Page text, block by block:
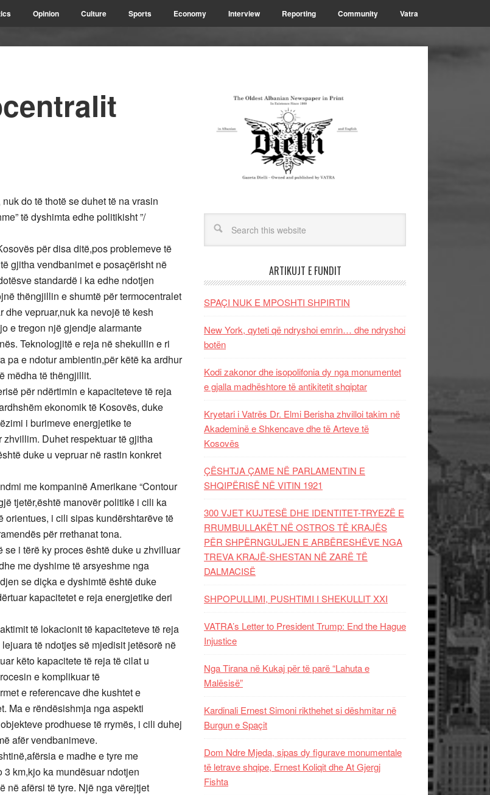
Opinion Culture Sports Economy Interview Reporting Community Vatra
do të thotë se duhet të na vrasin
të dyshimta edhe politikisht ”/
për disa ditë,pos problemeve të
gjitha vendbanimet e posaçërisht në
standardë i ka edhe ndotjen
thëngjillin e shumtë për termocentralet
vepruar,nuk ka nevojë të kesh
e tregon një gjendje alarmante
Teknologjitë e reja në shekullin e ri
pa e ndotur ambientin,për këtë ka ardhur
mëdha të thëngjillit.
për ndërtimin e kapaciteteve të reja
ekonomik të Kosovës, duke
i burimeve energjetike te
Duhet respektuar të gjitha
duke u vepruar në rastin konkret
me kompaninë Amerikane “Contour
tjetër,është manovër politikë i cili ka
i cili sipas kundërshtarëve të
për rrethanat tona.
i tërë ky proces është duke u zhvilluar
me dyshime të arsyeshme nga
se diçka e dyshimtë është duke
kapacitetet e reja energjetike deri
të lokacionit të kapaciteteve të reja
të ndotjes së mjedisit jetësorë në
këto kapacitete të reja të cilat u
e komplikuar të
e referencave dhe kushtet e
Ma e rëndësishmja nga aspekti
prodhuese të rrymës, i cili duhej
afër vendbanimeve.
e madhe e tyre me
km,kjo ka mundësuar ndotjen
në afërsi të tyre. Një nga vërejtjet
ARTIKUJT E FUNDIT
SPAÇI NUK E MPOSHTI SHPIRTIN
New York, qyteti që ndryshoi emrin… dhe ndryshoi
botën
Kodi zakonor dhe isopolifonia dy nga monumentet
e gjalla madhështore të antikitetit shqiptar
Kryetari i Vatrës Dr. Elmi Berisha zhvilloi takim në
Akademinë e Shkencave dhe të Arteve të
Kosovës
ÇËSHTJA ÇAME NË PARLAMENTIN E
SHQIPËRISË NË VITIN 1921
300 VJET KUJTESË DHE IDENTITET-TRYEZË E
RRUMBULLAKËT NË OSTROS TË KRAJËS
PËR SHPËRNGULJEN E ARBËRESHËVE NGA
TREVA KRAJË-SHESTAN NË ZARË TË
DALMACISË
SHPOPULLIMI, PUSHTIMI I SHEKULLIT XXI
VATRA’s Letter to President Trump: End the Hague
Injustice
Nga Tirana në Kukaj për të parë “Lahuta e
Malësisë”
Kardinali Ernest Simoni rikthehet si dëshmitar në
Burgun e Spaçit
Dom Ndre Mjeda, sipas dy figurave monumentale
të letrave shqipe, Ernest Koliqit dhe At Gjergj
Fishta